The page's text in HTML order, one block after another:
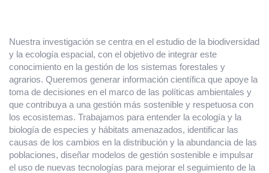
Nuestra investigación se centra en el estudio de la biodiversidad
y la ecología espacial, con el objetivo de integrar este
conocimiento en la gestión de los sistemas forestales y
agrarios. Queremos generar información científica que apoye la
toma de decisiones en el marco de las políticas ambientales y
que contribuya a una gestión más sostenible y respetuosa con
los ecosistemas. Trabajamos para entender la ecología y la
biología de especies y hábitats amenazados, identificar las
causas de los cambios en la distribución y la abundancia de las
poblaciones, diseñar modelos de gestión sostenible e impulsar
el uso de nuevas tecnologías para mejorar el seguimiento de la